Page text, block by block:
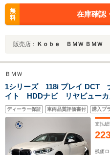
無
料
在庫確認
販売店： Ｋｏｂｅ ＢＭＷ ＢＭＷ Ｐｒｅ
ＢＭＷ
1シリーズ 118i プレイ DCT
イト HDDナビ リヤビュー
イ 16AW ドライビングア
アンビエントライト ミラー内
ディーラー保証 車両品質評価書付 購入プ
支払
残価